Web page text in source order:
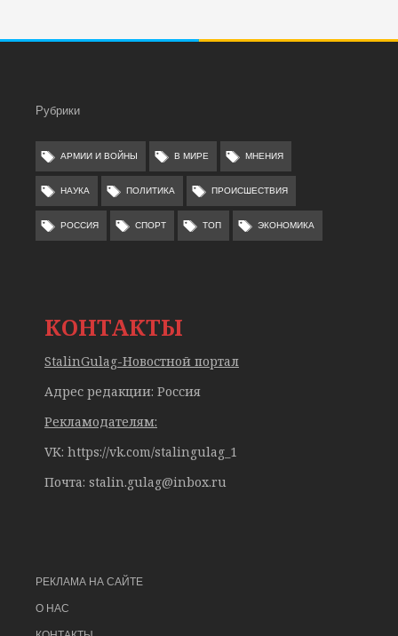
Рубрики
АРМИИ И ВОЙНЫ В МИРЕ МНЕНИЯ
НАУКА ПОЛИТИКА ПРОИСШЕСТВИЯ
РОССИЯ СПОРТ ТОП ЭКОНОМИКА
КОНТАКТЫ
StalinGulag-Новостной портал
Адрес редакции: Россия
Рекламодателям:
VK: https://vk.com/stalingulag_1
Почта: stalin.gulag@inbox.ru
РЕКЛАМА НА САЙТЕ
О НАС